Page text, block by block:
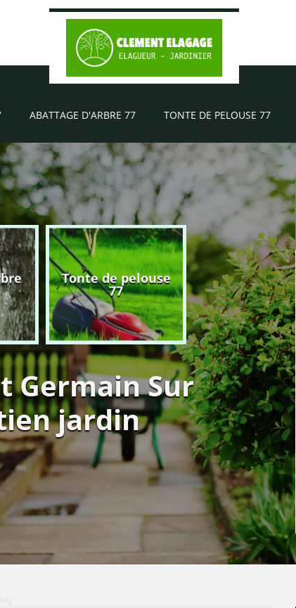
ABATTAGE D'ARBRE 77 TONTE DE PELOUSE 77
Tonte de pelouse
77 Elagueur 77
Germain Sur
jardin